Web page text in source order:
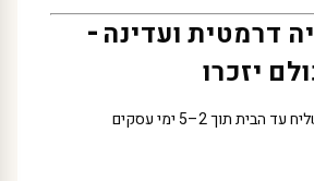
דרמטית ועדינה –
יזכרו
תוך 2–5 ימי עסקים